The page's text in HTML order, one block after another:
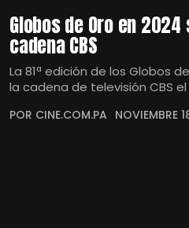
Globos de Oro en
cadena CBS
La 81ª edición de los Globos
la cadena de televisión CBS
POR CINE.COM.PA NOVIEMBRE